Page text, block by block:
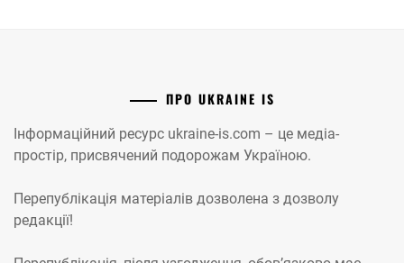
ПРО UKRAINE IS
Інформаційний ресурс ukraine-is.com – це медіа-
простір, присвячений подорожам Україною.
Перепублікація матеріалів дозволена з дозволу
редакції!